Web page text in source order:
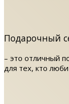
Подарочный
– это отличный
для тех, кто